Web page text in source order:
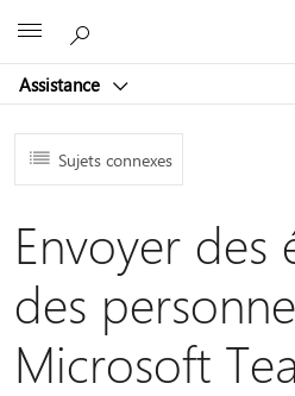
Assistance
Sujets connexes
Envoyer des
des
Microsoft